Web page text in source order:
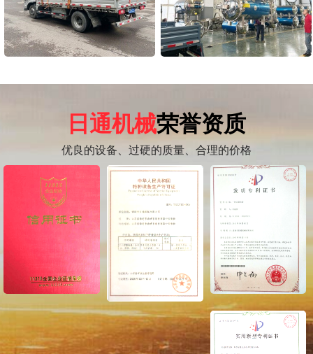
日通机械荣誉资质
优良的设备、过硬的质量、合理的价格